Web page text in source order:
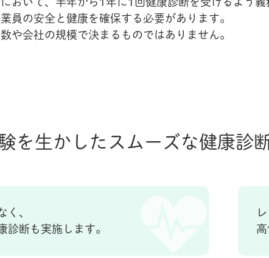
員の安全と健康を確保する必要があります。
や会社の規模で決まるものではありません。
を生かしたスムーズな健康診
く、
診断も実施します。